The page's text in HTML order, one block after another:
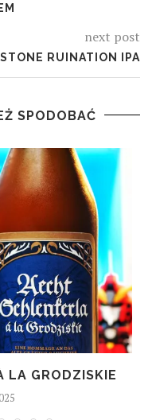
next post
STONE RUINATION IPA
SPODOBAĆ
LA GRODZISKIE